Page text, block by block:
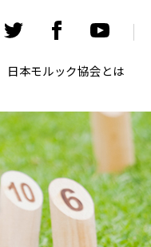
日本モルック協会とは